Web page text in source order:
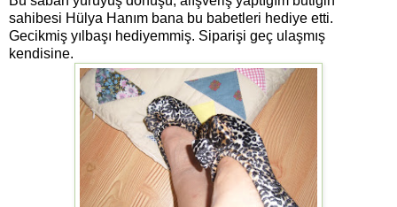
sahibesi Hülya Hanım bana bu babetleri hediye etti.
Gecikmiş yılbaşı hediyemmiş. Siparişi geç ulaşmış
kendisine.